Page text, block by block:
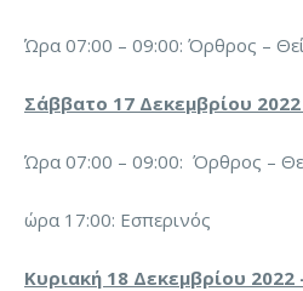
Ώρα 07:00 – 09:00: Όρθρος –
Σάββατο 17 Δεκεμβρίου
Ώρα 07:00 – 09:00: Όρθρος –
ώρα 17:00: Εσπερινός
Κυριακή 18 Δεκεμβρίου